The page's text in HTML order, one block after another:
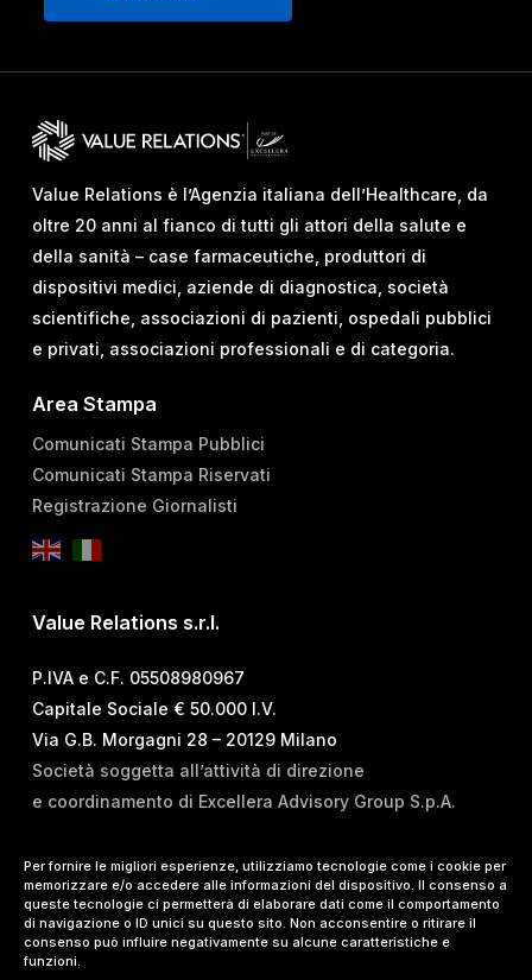
Per fornire le migliori esperienze, utilizziamo tecnologie come i cookie per
memorizzare e/o accedere alle informazioni del dispositivo. Il consenso a
queste tecnologie ci permetterà di elaborare dati come il comportamento
di navigazione o ID unici su questo sito. Non acconsentire o ritirare il
consenso può influire negativamente su alcune caratteristiche e
funzioni.
Value Relations è l’Agenzia italiana dell’Healthcare, da
oltre 20 anni al fianco di tutti gli attori della salute e
della sanità – case farmaceutiche, produttori di
dispositivi medici, aziende di diagnostica, società
scientifiche, associazioni di pazienti, ospedali pubblici
e privati, associazioni professionali e di categoria.
Area Stampa
Comunicati Stampa Pubblici
Comunicati Stampa Riservati
Registrazione Giornalisti
Value Relations s.r.l.
P.IVA e C.F. 05508980967
Capitale Sociale € 50.000 I.V.
Via G.B. Morgagni 28 – 20129 Milano
Società soggetta all’attività di direzione
e coordinamento di Excellera Advisory Group S.p.A.
T. +39 02 84 99 02 01
E.info@vrelations.it
Termini d’uso|Privacy Policy|Cookie Policy|